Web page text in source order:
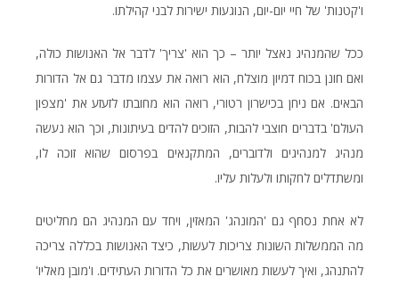
ו'קטנות' של חיי יום-יום, הנוגעות ישירות לבני קהילתו.
ככל שהמנהיג נאצל יותר – כך הוא 'צריך' לדבר אל האנושות כולה,
ואם חונן בכוח דמיון מוצלח, הוא רואה את עצמו מדבר גם אל הדורות
הבאים. אם ניחן בכישרון רטורי, רואה הוא מחובתו לזעזע את 'מצפון
העולם' בדברים חוצבי להבות, הזוכים להדים בעיתונות, וכך הוא נעשה
מנהיג למנהיגים ולדוברים, המתקנאים בפרסום שהוא זוכה לו,
ומשתדלים לחקותו ולעלות עליו.
לא אחת נסחף גם 'המונהג' המאזין, ויחד עם המנהיג הם מחליטים
מה הממשלות השונות צריכות לעשות, כיצד האנושות בכללה צריכה
להתנהג, ואיך לעשות מאושרים את כל הדורות העתידים. ו'מובן מאליו'